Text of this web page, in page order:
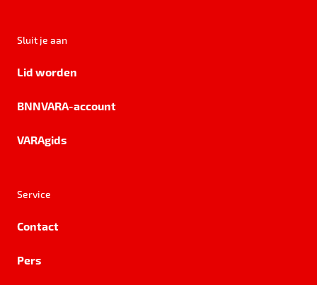
Sluit je aan
Lid worden
BNNVARA-account
VARAgids
Service
Contact
Pers